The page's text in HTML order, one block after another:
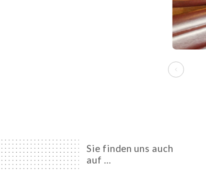
Sie finden uns auch
auf …